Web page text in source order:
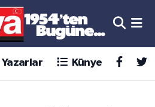
Yazarlar Künye